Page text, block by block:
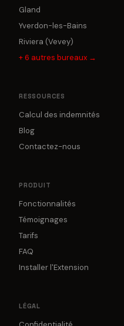
Gland
Yverdon-les-Bains
Riviera (Vevey)
+6 autres bureaux →
RESSOURCES
Calcul des indemnités
Blog
Contactez-nous
PRODUIT
Fonctionnalités
Témoignages
Tarifs
FAQ
Installer l'Extension
LÉGAL